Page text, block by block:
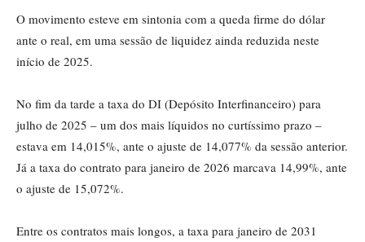
O movimento esteve em sintonia com a queda firme do dólar
ante o real, em uma sessão de liquidez ainda reduzida neste
início de 2025.
No fim da tarde a taxa do DI (Depósito Interfinanceiro) para
julho de 2025 – um dos mais líquidos no curtíssimo prazo –
estava em 14,015%, ante o ajuste de 14,077% da sessão anterior.
Já a taxa do contrato para janeiro de 2026 marcava 14,99%, ante
o ajuste de 15,072%.
Entre os contratos mais longos, a taxa para janeiro de 2031